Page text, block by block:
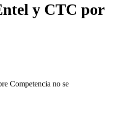
y CTC por
Competencia no se